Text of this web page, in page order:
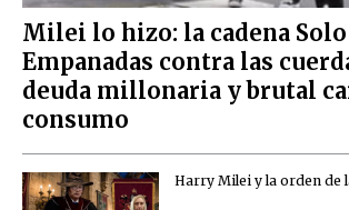
Milei lo hizo: la cadena Solo
Empanadas contra las
deuda millonaria y brutal
consumo
Harry Milei y la orden de